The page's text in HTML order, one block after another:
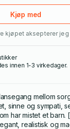
Kjøp med
kjøpet aksepterer jeg
innen 1-3 virkedager.
mellom
sinne og sympati,
har mistet et barn.
realistisk og